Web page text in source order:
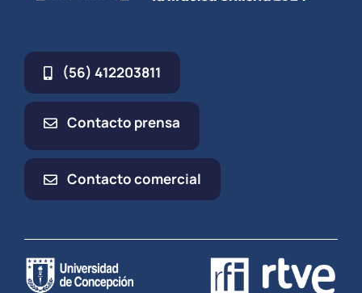
(56) 412203811
Contacto prensa
Contacto comercial